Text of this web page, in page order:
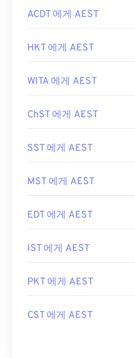
ACDT 에게 AEST
HKT 에게 AEST
WITA 에게 AEST
ChST 에게 AEST
SST 에게 AEST
MST 에게 AEST
EDT 에게 AEST
IST 에게 AEST
PKT 에게 AEST
CST 에게 AEST